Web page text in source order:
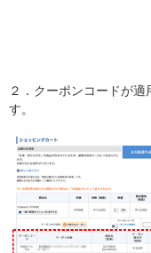
２．クーポンコードが
す。